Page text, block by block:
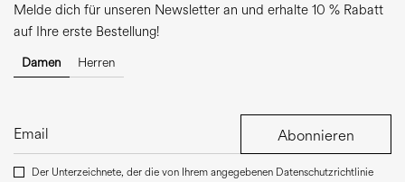
Melde dich für unseren Newsletter an und erhalte 10 % Rabatt
auf Ihre erste Bestellung!
Damen Herren
Abonnieren
Der Unterzeichnete, der die von Ihrem angegebenen Datenschutzrichtlinie